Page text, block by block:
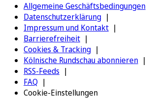
Allgemeine Geschäftsbedingungen
Datenschutzerklärung
Impressum und Kontakt
Barrierefreiheit
Cookies & Tracking
Kölnische Rundschau abonnieren
RSS-Feeds
FAQ
Cookie-Einstellungen